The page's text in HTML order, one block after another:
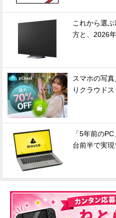
これから選
方と、2026
スマホの写
りクラウド
「5年前の
台前半で実